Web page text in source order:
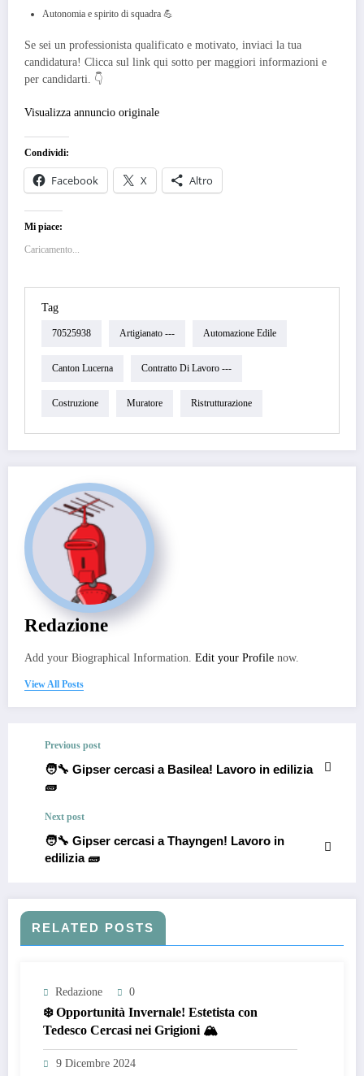
Autonomia e spirito di squadra 💪
Se sei un professionista qualificato e motivato, inviaci la tua
candidatura! Clicca sul link qui sotto per maggiori informazioni e
per candidarti. 👇
Visualizza annuncio originale
Condividi:
Facebook X Altro
Mi piace:
Caricamento...
Tag
70525938 Artigianato --- Automazione Edile
Canton Lucerna Contratto Di Lavoro ---
Costruzione Muratore Ristrutturazione
Redazione
Add your Biographical Information. Edit your Profile now.
View All Posts
Previous post
🧑‍🔧 Gipser cercasi a Basilea! Lavoro in edilizia
🧱
Next post
🧑‍🔧 Gipser cercasi a Thayngen! Lavoro in
edilizia 🧱
RELATED POSTS
Redazione 0
❄️ Opportunità Invernale! Estetista con
Tedesco Cercasi nei Grigioni 🏔️
9 Dicembre 2024